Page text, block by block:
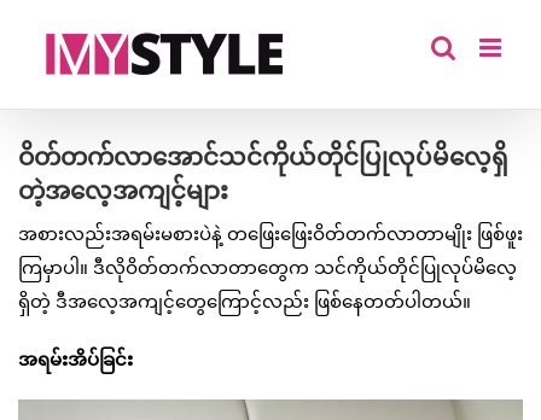
ဝိတ်တက်လာအောင်သင်ကိုယ်တိုင်ပြုလုပ်မိလေ့ရှိ
တဲ့အလေ့အကျင့်များ
အစားလည်းအရမ်းမစားပဲနဲ့ တဖြေးဖြေးဝိတ်တက်လာတာမျိုး ဖြစ်ဖူး
ကြမှာပါ။ ဒီလိုဝိတ်တက်လာတာတွေက သင်ကိုယ်တိုင်ပြုလုပ်မိလေ့
ရှိတဲ့ ဒီအလေ့အကျင့်တွေကြောင့်လည်း ဖြစ်နေတတ်ပါတယ်။
အရမ်းအိပ်ခြင်း